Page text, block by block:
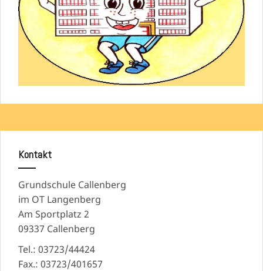
Kontakt
Grundschule Callenberg
im OT Langenberg
Am Sportplatz 2
09337 Callenberg
Tel.: 03723/44424
Fax.: 03723/401657